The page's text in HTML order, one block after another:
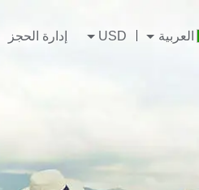
العربية USD إدارة الحجز